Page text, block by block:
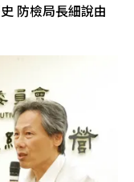
防檢局長細說由